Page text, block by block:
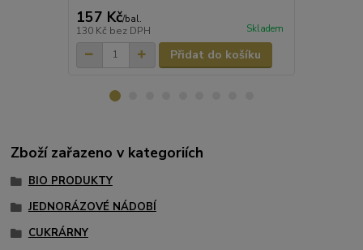
157 Kč/bal.
130 Kč bez DPH Skladem
Přidat do košíku
Zboží zařazeno v kategoriích
BIO PRODUKTY
JEDNORÁZOVÉ NÁDOBÍ
CUKRÁRNY